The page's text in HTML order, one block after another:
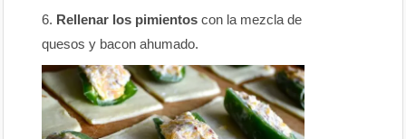
Rellenar los pimientos con la mezcla de
quesos y bacon ahumado.